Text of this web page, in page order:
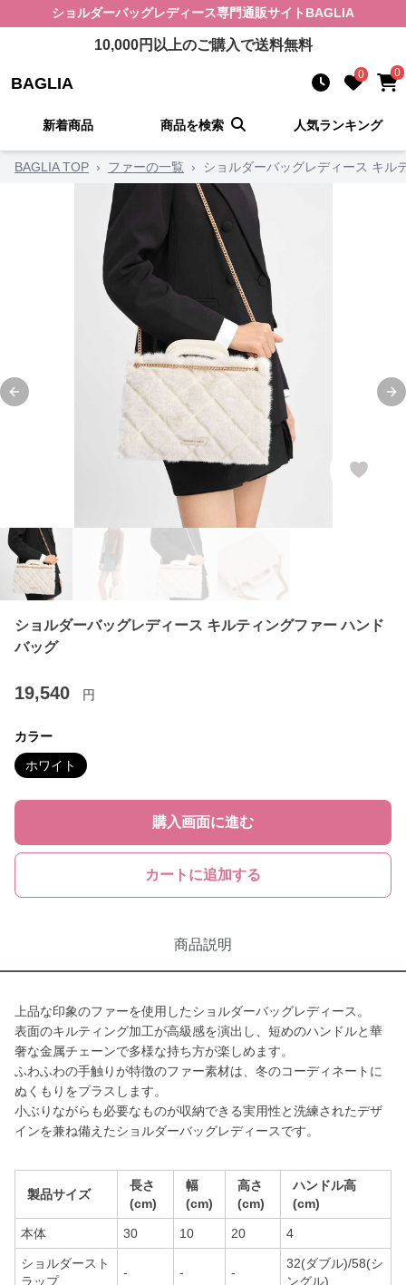
ショルダーバッグレディース専門通販サイト BAGLIA
10,000円以上のご購入で送料無料
BAGLIA 0 0
新着商品 商品を検索 人気ランキング
BAGLIA TOP › ファーの一覧 › ショルダーバッグレディース キル
Previous slide
ショルダーバッグレディース キルティングファー ハンド
バッグ
19,540 円
カラー
ホワイト
購入画面に進む
カートに追加する
商品説明
上品な印象のファーを使用したショルダーバッグレディース。
表面のキルティング加工が高級感を演出し、短めのハンドルと華
奢な金属チェーンで多様な持ち方が楽しめます。
ふわふわの手触りが特徴のファー素材は、冬のコーディネートに
ぬくもりをプラスします。
小ぶりながらも必要なものが収納できる実用性と洗練されたデザ
インを兼ね備えたショルダーバッグレディースです。
製品サイズ
長さ
(cm)
幅
(cm)
高さ
(cm)
ハンドル高
(cm)
本体 30 10 20 4
ショルダースト
ラップ
- - -
32(ダブル)/58(シ
ングル)